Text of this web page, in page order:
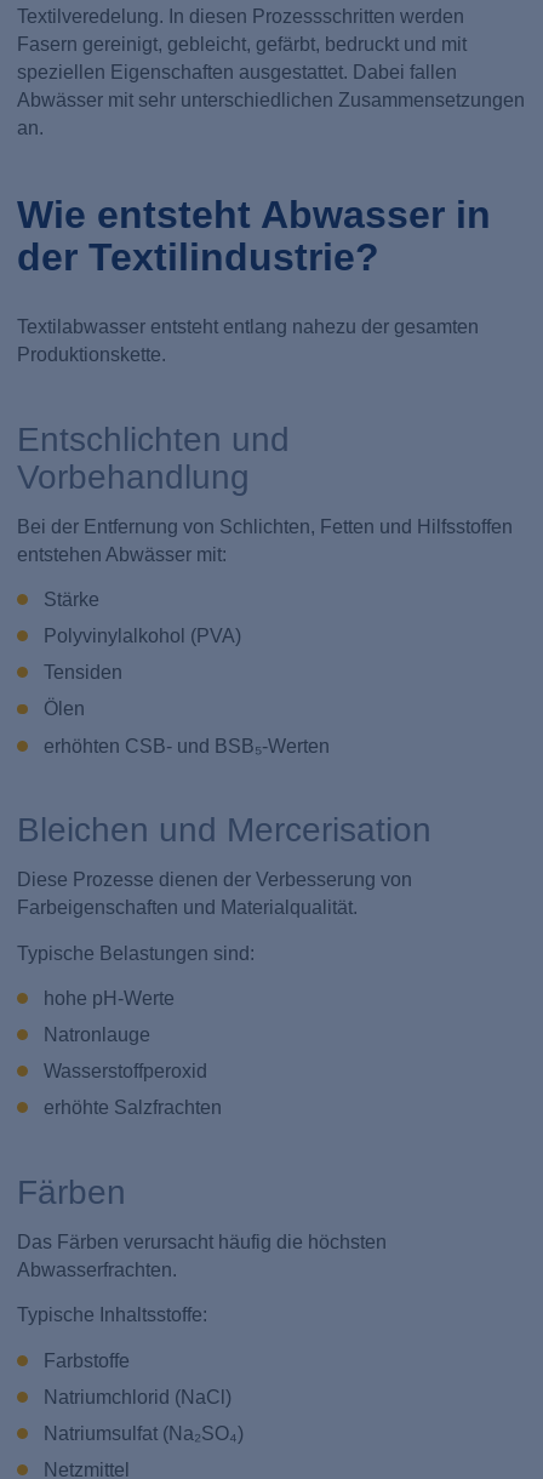
Textilveredelung. In diesen Prozessschritten werden
Fasern gereinigt, gebleicht, gefärbt, bedruckt und mit
speziellen Eigenschaften ausgestattet. Dabei fallen
Abwässer mit sehr unterschiedlichen Zusammensetzungen
an.
Wie entsteht Abwasser in
der Textilindustrie?
Textilabwasser entsteht entlang nahezu der gesamten
Produktionskette.
Entschlichten und
Vorbehandlung
Bei der Entfernung von Schlichten, Fetten und Hilfsstoffen
entstehen Abwässer mit:
Stärke
Polyvinylalkohol (PVA)
Tensiden
Ölen
erhöhten CSB- und BSB₅-Werten
Bleichen und Mercerisation
Diese Prozesse dienen der Verbesserung von
Farbeigenschaften und Materialqualität.
Typische Belastungen sind:
hohe pH-Werte
Natronlauge
Wasserstoffperoxid
erhöhte Salzfrachten
Färben
Das Färben verursacht häufig die höchsten
Abwasserfrachten.
Typische Inhaltsstoffe:
Farbstoffe
Natriumchlorid (NaCl)
Natriumsulfat (Na₂SO₄)
Netzmittel